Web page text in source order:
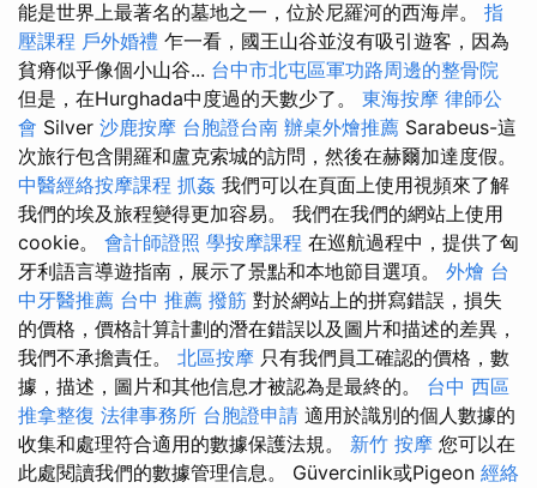
能是世界上最著名的墓地之一，位於尼羅河的西海岸。 指
壓課程 戶外婚禮 乍一看，國王山谷並沒有吸引遊客，因為
貧瘠似乎像個小山谷... 台中市北屯區軍功路周邊的整骨院
但是，在Hurghada中度過的天數少了。 東海按摩 律師公
會 Silver 沙鹿按摩 台胞證台南 辦桌外燴推薦 Sarabeus-這
次旅行包含開羅和盧克索城的訪問，然後在赫爾加達度假。
中醫經絡按摩課程 抓姦 我們可以在頁面上使用視頻來了解
我們的埃及旅程變得更加容易。 我們在我們的網站上使用
cookie。 會計師證照 學按摩課程 在巡航過程中，提供了匈
牙利語言導遊指南，展示了景點和本地節目選項。 外燴 台
中牙醫推薦 台中 推薦 撥筋 對於網站上的拼寫錯誤，損失
的價格，價格計算計劃的潛在錯誤以及圖片和描述的差異，
我們不承擔責任。 北區按摩 只有我們員工確認的價格，數
據，描述，圖片和其他信息才被認為是最終的。 台中 西區
推拿整復 法律事務所 台胞證申請 適用於識別的個人數據的
收集和處理符合適用的數據保護法規。 新竹 按摩 您可以在
此處閱讀我們的數據管理信息。 Güvercinlik或Pigeon 經絡